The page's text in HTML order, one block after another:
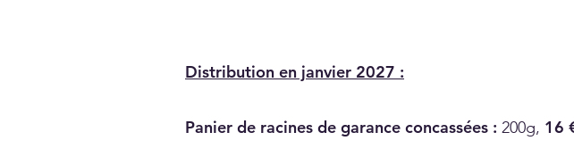
Distribution en janvier 2027 :
Panier de racines de garance concassées : 200g, 16